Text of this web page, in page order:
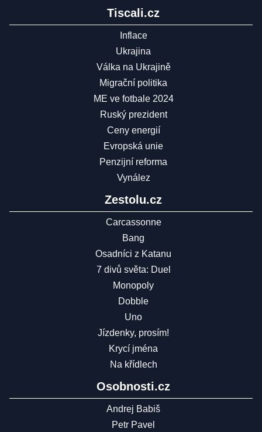
Tiscali.cz
Inflace
Ukrajina
Válka na Ukrajině
Migrační politika
ME ve fotbale 2024
Ruský prezident
Ceny energií
Evropská unie
Penzijní reforma
Vynález
Zestolu.cz
Carcassonne
Bang
Osadníci z Katanu
7 divů světa: Duel
Monopoly
Dobble
Uno
Jízdenky, prosím!
Krycí jména
Na křídlech
Osobnosti.cz
Andrej Babiš
Petr Pavel